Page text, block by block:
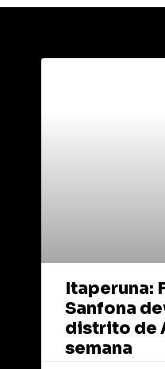
Itaperuna:
Sanfona
distrito de
semana